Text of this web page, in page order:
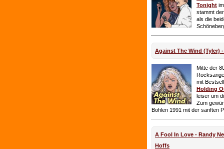
Tonight
stammt
als die
Against The Wind (Tyler)
Mitte der
mit
Holding
leiser um
Zum
Bohlen 1991 mit der sanften
A Fool In Love - Randy
Hoffs